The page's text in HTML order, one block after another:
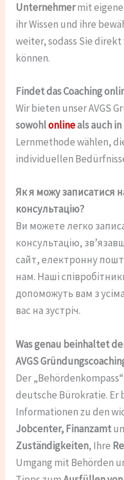
Unternehmermit
ihr Wissen und ihre
weiter, sodass Sie
können.
Findet das Coaching
Wir bieten unser AVGS
sowohlonlineals auch in
Lernmethode wählen,
individuellen
Як я можу записатися
консультацію?
Ви можете легко
консультацію,
сайт, електронну
нам. Наші
допоможуть вам з
вас на зустріч.
Was genau beinhaltet
AVGS
Der
deutsche Bürokratie.
Informationen zu den
Jobcenter, Finanzamt
Zuständigkeiten, Ihre
Umgang mit Behörden